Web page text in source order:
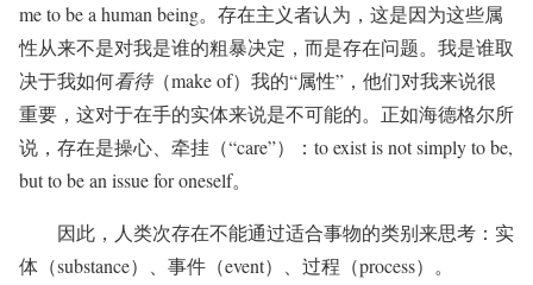
me to be a human being。存在主义者认为，这是因为这些属
性从来不是对我是谁的粗暴决定，而是存在问题。我是谁取
决于我如何看待（make of）我的“属性”，他们对我来说很
重要，这对于在手的实体来说是不可能的。正如海德格尔所
说，存在是操心、牵挂（“care”）：to exist is not simply to be,
but to be an issue for oneself。
因此，人类次存在不能通过适合事物的类别来思考：实
体（substance）、事件（event）、过程（process）。